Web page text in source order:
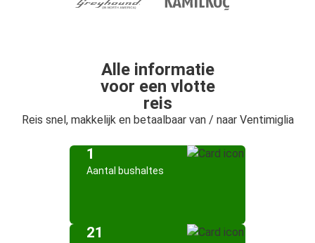
Alle informatie
voor een vlotte
reis
Reis snel, makkelijk en betaalbaar van / naar Ventimiglia
1
Aantal bushaltes
21